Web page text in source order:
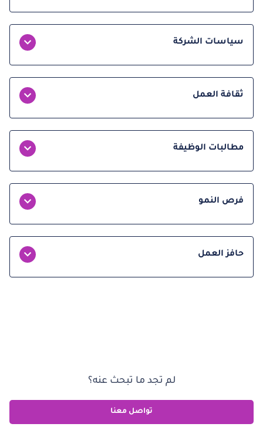
سياسات الشركة
ثقافة العمل
مطالبات الوظيفة
فرص النمو
حافز العمل
لم تجد ما تبحث عنه؟
تواصل معنا